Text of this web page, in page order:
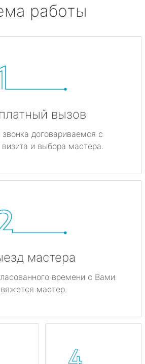
работы
вызов
договариваемся с
и выбора мастера.
мастера
времени с Вами
мастер.